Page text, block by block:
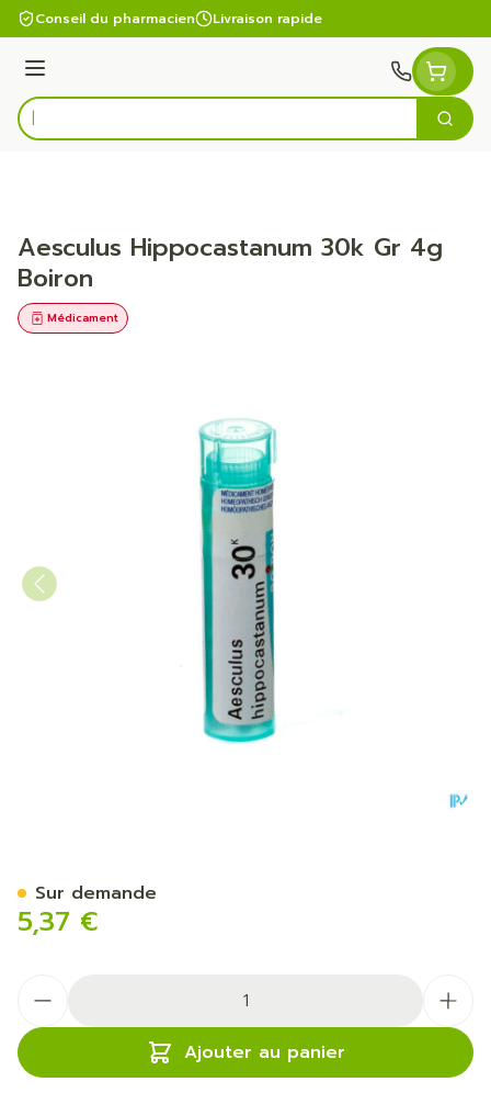
Aller au contenu
Conseil du pharmacien Livraison rapide
Menu
Rechercher
Aesculus Hippocastanum 30k Gr 4g
Boiron
Médicament
5,37 €
Ajouter au panier
Sur demande